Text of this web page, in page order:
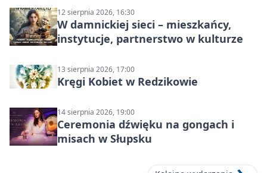
12 sierpnia 2026, 16:30
W damnickiej sieci – mieszkańcy,
instytucje, partnerstwo w kulturze
13 sierpnia 2026, 17:00
Kręgi Kobiet w Redzikowie
14 sierpnia 2026, 19:00
Ceremonia dźwięku na gongach i
misach w Słupsku